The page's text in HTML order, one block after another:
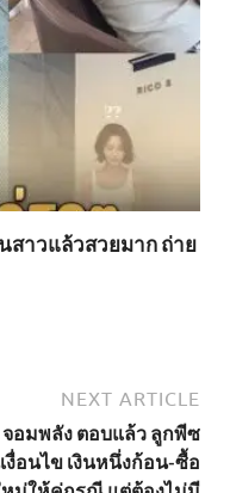
สาวแล้วสวยมาก ถ่าย
NEXT ARTICLE
อมพลัง ตอบแล้ว ลูกพีซ
งื่อนไข เงินหนึ่งก้อน-ซื้อ